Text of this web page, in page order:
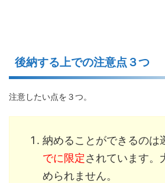
後納する上での注意点３つ
注意したい点を３つ。
納めることができるのは
でに限定されています。
められません。